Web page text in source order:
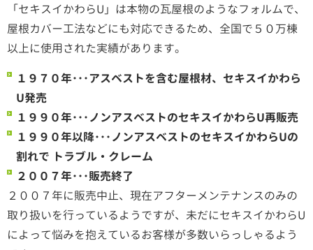
「セキスイかわらU」は本物の瓦屋根のようなフォルムで、
屋根カバー工法などにも対応できるため、全国で５０万棟
以上に使用された実績があります。
１９７０年･･･アスベストを含む屋根材、セキスイかわら
U発売
１９９０年･･･ノンアスベストのセキスイかわらU再販売
１９９０年以降･･･ノンアスベストのセキスイかわらUの
割れで トラブル・クレーム
２００７年･･･販売終了
２００７年に販売中止、現在アフターメンテナンスのみの
取り扱いを行っているようですが、未だにセキスイかわらU
によって悩みを抱えているお客様が多数いらっしゃるよう